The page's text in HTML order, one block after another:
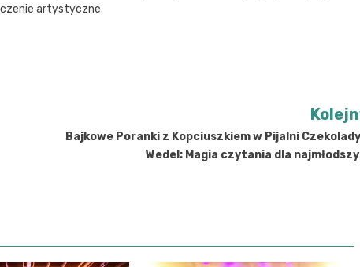
artystyczne.
Bajkowe Poranki z Kopciuszkiem w Pijalni
Wedel: Magia czytania dla